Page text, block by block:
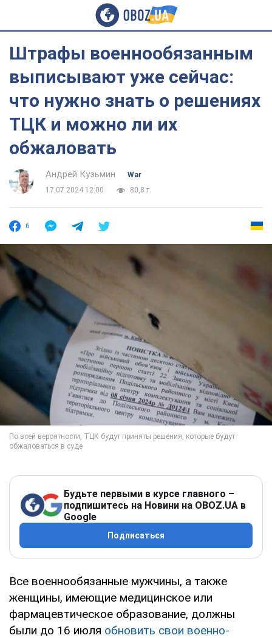
Штрафы военнообязанным
выписывают уже сейчас:
что нужно знать о решениях
ТЦК и можно ли их
обжаловать
Андрей Кузьмин‎
War
17.07.2024 12:00
80,8 т.
6
Будьте первыми в курсе главного –
подпишитесь на Новини на OBOZ.UA в
Google
Подписаться
Все военнообязанные мужчины, а также
женщины, имеющие медицинское или
фармацевтическое образование, должны
были до 16 июля обновить свои военно-